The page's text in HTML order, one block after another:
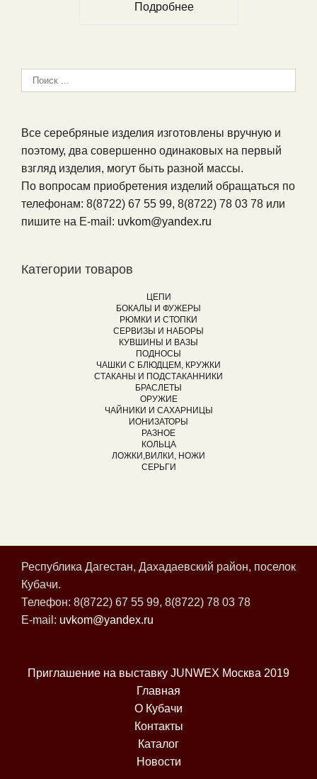
Подробнее
Все серебряные изделия изготовлены вручную и
поэтому, два совершенно одинаковых на первый
взгляд изделия, могут быть разной массы.
По вопросам приобретения изделий обращаться по
телефонам: 8(8722) 67 55 99, 8(8722) 78 03 78 или
пишите на E-mail: uvkom@yandex.ru
Категории товаров
ЦЕПИ
БОКАЛЫ И ФУЖЕРЫ
РЮМКИ И СТОПКИ
СЕРВИЗЫ И НАБОРЫ
КУВШИНЫ И ВАЗЫ
ПОДНОСЫ
ЧАШКИ С БЛЮДЦЕМ, КРУЖКИ
СТАКАНЫ И ПОДСТАКАННИКИ
БРАСЛЕТЫ
ОРУЖИЕ
ЧАЙНИКИ И САХАРНИЦЫ
ИОНИЗАТОРЫ
РАЗНОЕ
КОЛЬЦА
ЛОЖКИ,ВИЛКИ, НОЖИ
СЕРЬГИ
Республика Дагестан, Дахадаевский район, поселок
Кубачи.
Телефон: 8(8722) 67 55 99, 8(8722) 78 03 78
E-mail: uvkom@yandex.ru
Приглашение на выставку JUNWEX Москва 2019
Главная
О Кубачи
Контакты
Каталог
Новости